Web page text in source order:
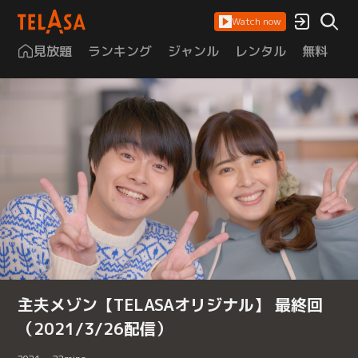
Watch now
見放題 ランキング ジャンル レンタル 無料
主夫メゾン【TELASAオリジナル】 最終回
（2021/3/26配信）